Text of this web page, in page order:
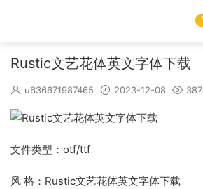
Rustic文艺花体英文字体下载
u636671987465 2023-12-08 387
文件类型：otf/ttf
风 格：Rustic文艺花体英文字体下载